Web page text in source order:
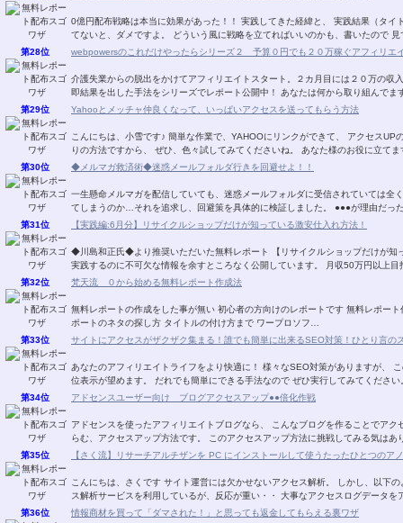
0億円配布戦略は本当に効果があった！！ 実践してきた経緯と、 実践結果（タイトル）までを書いています♪ いやぁ。 ちゃんと、戦略立
てないと、ダメですよ。 どういう風に戦略を立てればいいのかも、書いた
第28位
webpowersのこれだけやったらシリーズ２ 予算０円でも２０万稼ぐアフィリエ
介護失業からの脱出をかけてアフィリエイトスタート。２カ月目には２０万の収
第29位 Yahooとメッチャ仲良くなって、いっぱいアクセスを送ってもらう方法
こんにちは、小雪です♪ 簡単な作業で、YAHOOにリンクができて、 アクセスUPの即効性のある方法です。 4／16日にスタートしたばか
りの方法ですから、 ぜひ、色々試してみてくださいね。 あなた様の
第30位
◆メルマガ救済術◆迷惑メールフォルダ行きを回避せよ！！
一生懸命メルマガを配信していても、迷惑メールフォルダに受信されていては全
てしまうのか…それを追求し、回
第31位
【実践編:6月分】リサイクルショップだけが知っている激安仕入れ方法！
◆川島和正氏◆より推奨いただいた無料レポート 【リサイクルショップだけが知
実践するのに不可欠な情報を余すところなく公開しています。 月収50万円以上
第32位
梵天流 ０から始める無料レポート作成法
無料レポートの作成をした事が無い 初心者の方向けのレポートです 無料レポート作成に必要な 各種フリーソフトのインストールから レ
ポートのネタの探し方 タイトルの付け方まで ワープロソフ…
第33位
サイトにアクセスがザクザク集まる！誰でも簡単に出来るSEO対策！ひとり言の
あなたのアフィリエイトライフをより快適に！ 様々なSEO対策がありますが、 このレポートに書いてあるSEO対策でも 結構な確率で上
第34位 アドセンスユーザー向け ブログアクセスアップ●●倍化作戦
アドセンスを使ったアフィリエイトブログなら、 こんなブログを作ることでアクセスアップする 方法があります。 大きな夢と期待の膨
らむ、アクセスアップ方法です。 このアクセスアップ方法に挑戦してみ
第35位
【さく流】リサーチアルチザンを PC にインストールして使うたったひとつのア
こんにちは、さくです サイト運営には欠かせないアクセス解析。 しかし、以下のような思いや悩みをお持ちではありませんか？ アクセ
ス解析サービスを利用しているが、反応が重い・・ 大事なアクセスログ
第36位
情報商材を買って「ダマされた！」と思っても返金してもらえる裏ワザ